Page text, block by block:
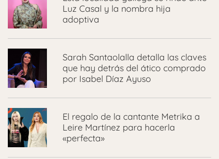
Luz Casal y la nombra hija
adoptiva
Sarah Santaolalla detalla las claves
que hay detrás del ático comprado
por Isabel Díaz Ayuso
El regalo de la cantante Metrika a
Leire Martínez para hacerla
«perfecta»